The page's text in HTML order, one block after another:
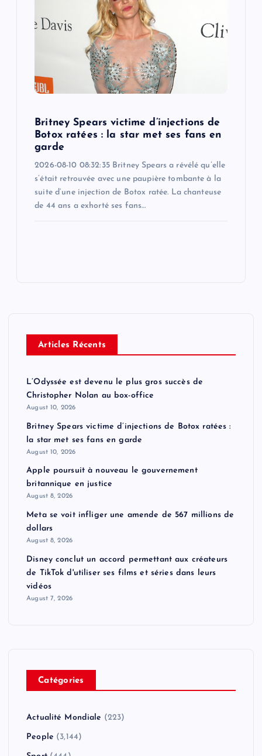
Britney Spears victime d’injections de
Botox ratées : la star met ses fans en
garde
2026-08-10 08:32:35 Britney Spears a révélé qu’elle
s’était retrouvée avec une paupière tombante à la
suite d’une injection de Botox ratée. La chanteuse
de 44 ans a exhorté ses fans…
Articles Récents
L’Odyssée est devenu le plus gros succès de
Christopher Nolan au box-office
August 10, 2026
Britney Spears victime d’injections de Botox ratées :
la star met ses fans en garde
August 10, 2026
Apple poursuit à nouveau le gouvernement
britannique en justice
August 8, 2026
Meta se voit infliger une amende de 567 millions de
dollars
August 8, 2026
Disney conclut un accord permettant aux créateurs
de TikTok d'utiliser ses films et séries dans leurs
vidéos
August 7, 2026
Catégories
Actualité Mondiale (223)
People (3,144)